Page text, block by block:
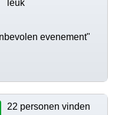
leuk
evenement"
22 personen vinden